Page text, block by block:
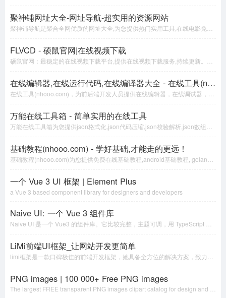
聚神铺网址大全-网址导航-超实用的资源网站
FLVCD - 硕鼠官网|在线视频下载
在线编辑器,在线运行代码,在线编译器大全 - 在线工具(nhooo.com)
万能在线工具箱 - 简单实用的在线工具
基础教程(nhooo.com) - 学好基础,才能走的更远！
一个 Vue 3 UI 框架 | Element Plus
a Vue 3 based component library for designers and developers
Naive UI: 一个 Vue 3 组件库
LiMi前端UI框架_让网站开发更简单
PNG images | 100 000+ Free PNG images